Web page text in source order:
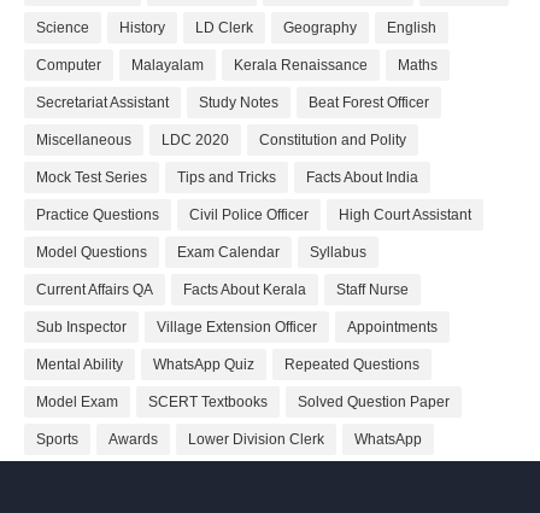
Science History LD Clerk Geography English
Computer Malayalam Kerala Renaissance Maths
Secretariat Assistant Study Notes Beat Forest Officer
Miscellaneous LDC 2020 Constitution and Polity
Mock Test Series Tips and Tricks Facts About India
Practice Questions Civil Police Officer High Court Assistant
Model Questions Exam Calendar Syllabus
Current Affairs QA Facts About Kerala Staff Nurse
Sub Inspector Village Extension Officer Appointments
Mental Ability WhatsApp Quiz Repeated Questions
Model Exam SCERT Textbooks Solved Question Paper
Sports Awards Lower Division Clerk WhatsApp